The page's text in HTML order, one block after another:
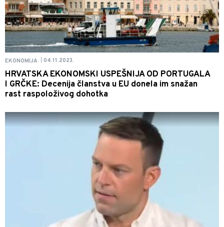
EKONOMIJA 04.11.2023.
HRVATSKA EKONOMSKI USPEŠNIJA OD PORTUGALA
I GRČKE: Decenija članstva u EU donela im snažan
rast raspoloživog dohotka